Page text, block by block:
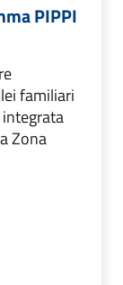
PIPPI
familiari
Zona